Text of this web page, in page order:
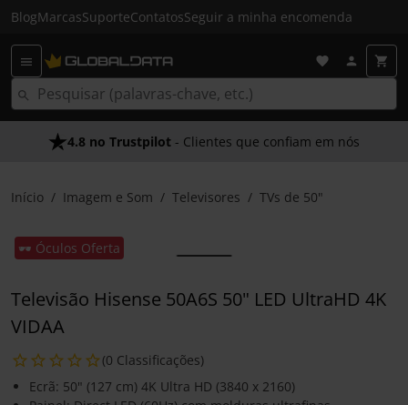
BlogMarcasSuporteContatosSeguir a minha encomenda
4.8 no Trustpilot - Clientes que confiam em nós
Início Imagem e Som Televisores TVs de 50"
🕶️ Óculos Oferta
Televisão Hisense 50A6S 50" LED UltraHD 4K
VIDAA
(0 Classificações)
Ecrã: 50" (127 cm) 4K Ultra HD (3840 x 2160)